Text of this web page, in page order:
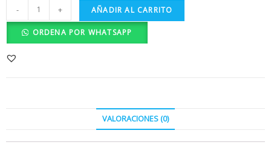
- + AÑADIR AL CARRITO
ORDENA POR WHATSAPP
VALORACIONES (0)